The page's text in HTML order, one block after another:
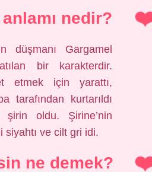
nedir?
düşmanı Gargamel
bir karakterdir.
etmek için yarattı,
tarafından kurtarıldı
oldu. Şirine’nin
siyahtı ve cilt gri idi.
ne demek?